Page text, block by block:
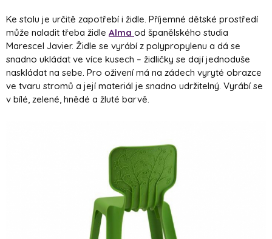
Ke stolu je určitě zapotřebí i židle. Příjemné dětské prostředí
může naladit třeba židle Alma od španělského studia
Marescel Javier. Židle se vyrábí z polypropylenu a dá se
snadno ukládat ve více kusech – židličky se dají jednoduše
naskládat na sebe. Pro oživení má na zádech vyryté obrazce
ve tvaru stromů a její materiál je snadno udržitelný. Vyrábí se
v bílé, zelené, hnědé a žluté barvě.